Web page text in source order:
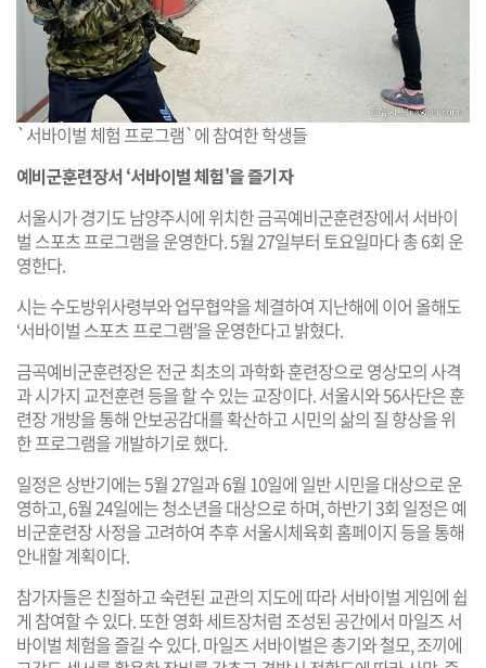
`서바이벌 체험 프로그램`에 참여한 학생들
예비군훈련장서 ‘서바이벌 체험'을 즐기자
서울시가 경기도 남양주시에 위치한 금곡예비군훈련장에서 서바이
벌 스포츠 프로그램을 운영한다. 5월 27일부터 토요일마다 총 6회 운
영한다.
시는 수도방위사령부와 업무협약을 체결하여 지난해에 이어 올해도
‘서바이벌 스포츠 프로그램’을 운영한다고 밝혔다.
금곡예비군훈련장은 전군 최초의 과학화 훈련장으로 영상모의 사격
과 시가지 교전훈련 등을 할 수 있는 교장이다. 서울시와 56사단은 훈
련장 개방을 통해 안보공감대를 확산하고 시민의 삶의 질 향상을 위
한 프로그램을 개발하기로 했다.
일정은 상반기에는 5월 27일과 6월 10일에 일반 시민을 대상으로 운
영하고, 6월 24일에는 청소년을 대상으로 하며, 하반기 3회 일정은 예
비군훈련장 사정을 고려하여 추후 서울시체육회 홈페이지 등을 통해
안내할 계획이다.
참가자들은 친절하고 숙련된 교관의 지도에 따라 서바이벌 게임에 쉽
게 참여할 수 있다. 또한 영화 세트장처럼 조성된 공간에서 마일즈 서
바이벌 체험을 즐길 수 있다. 마일즈 서바이벌은 총기와 철모, 조끼에